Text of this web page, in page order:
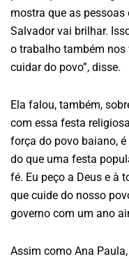
mostra que as
Salvador vai brilhar.
o trabalho também nos
cuidar do povo”, disse.
Ela falou, também,
com essa festa
força do povo baiano,
do que uma festa
fé. Eu peço a Deus e à
que cuide do nosso
governo com um ano
Assim como Ana